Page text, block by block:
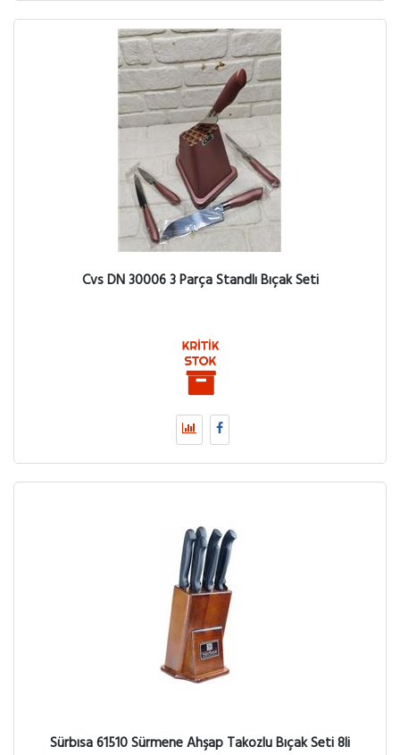
Cvs DN 30006 3 Parça Standlı Bıçak Seti
Sürbısa 61510 Sürmene Ahşap Takozlu Bıçak Seti 8li